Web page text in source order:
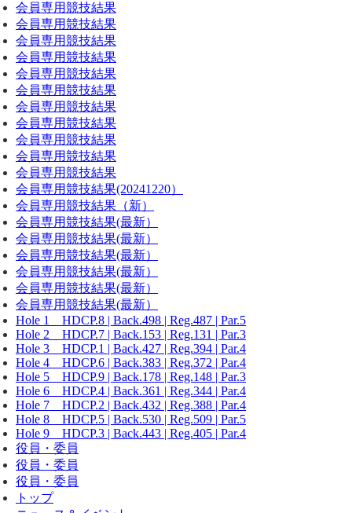
会員専用競技結果
会員専用競技結果
会員専用競技結果
会員専用競技結果
会員専用競技結果
会員専用競技結果
会員専用競技結果
会員専用競技結果
会員専用競技結果
会員専用競技結果
会員専用競技結果
会員専用競技結果(20241220）
会員専用競技結果（新）
会員専用競技結果(最新）
会員専用競技結果(最新）
会員専用競技結果(最新）
会員専用競技結果(最新）
会員専用競技結果(最新）
会員専用競技結果(最新）
Hole 1 HDCP.8 | Back.498 | Reg.487 | Par.5
Hole 2 HDCP.7 | Back.153 | Reg.131 | Par.3
Hole 3 HDCP.1 | Back.427 | Reg.394 | Par.4
Hole 4 HDCP.6 | Back.383 | Reg.372 | Par.4
Hole 5 HDCP.9 | Back.178 | Reg.148 | Par.3
Hole 6 HDCP.4 | Back.361 | Reg.344 | Par.4
Hole 7 HDCP.2 | Back.432 | Reg.388 | Par.4
Hole 8 HDCP.5 | Back.530 | Reg.509 | Par.5
Hole 9 HDCP.3 | Back.443 | Reg.405 | Par.4
役員・委員
役員・委員
役員・委員
トップ